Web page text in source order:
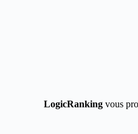
LogicRanking vous